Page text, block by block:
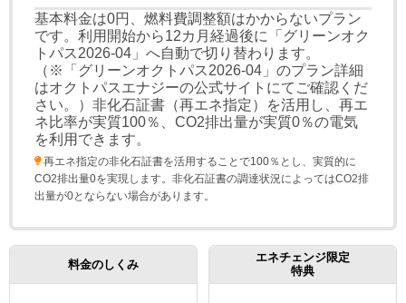
基本料金は0円、燃料費調整額はかからないプラン
です。利用開始から12カ月経過後に「グリーンオク
トパス2026-04」へ自動で切り替わります。
（※「グリーンオクトパス2026-04」のプラン詳細
はオクトパスエナジーの公式サイトにてご確認くだ
さい。）非化石証書（再エネ指定）を活用し、再エ
ネ比率が実質100％、CO2排出量が実質0％の電気
を利用できます。
再エネ指定の非化石証書を活用することで100％とし、実質的に
CO2排出量0を実現します。非化石証書の調達状況によってはCO2排
出量が0とならない場合があります。
料金のしくみ
エネチェンジ限定
特典